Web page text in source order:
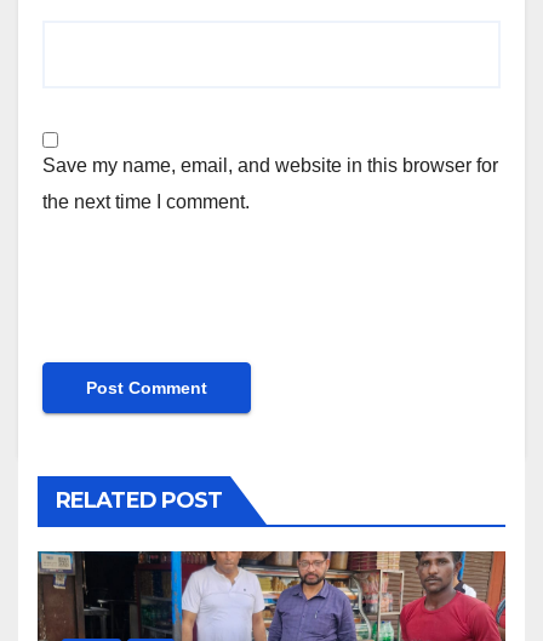
Save my name, email, and website in this browser for
the next time I comment.
RELATED POST